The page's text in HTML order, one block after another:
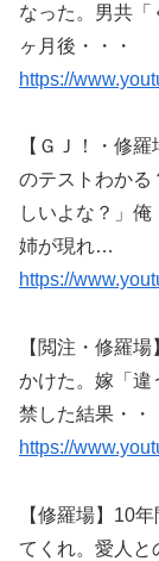
なった。男共
ヶ月後・・・
https://
【ＧＪ！・修
のテストわかる
しいよな？」俺
姉が現れ…
https://
【閲注・修羅
かけた。嫁「
禁した結果・・
https://
【修羅場】10
てくれ。愛人